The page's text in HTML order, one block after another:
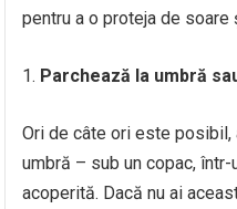
pentru a o proteja de
Parchează la umbră
Ori de câte ori este
umbră – sub un copac,
acoperită. Dacă nu ai